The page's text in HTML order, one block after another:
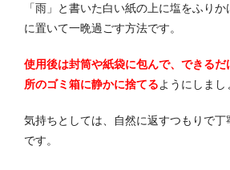
「雨」と書いた白い紙の上に塩をふり
に置いて一晩過ごす方法です。
使用後は封筒や紙袋に包んで、できる
所のゴミ箱に静かに捨てるようにしまし
気持ちとしては、自然に返すつもりで丁
です。